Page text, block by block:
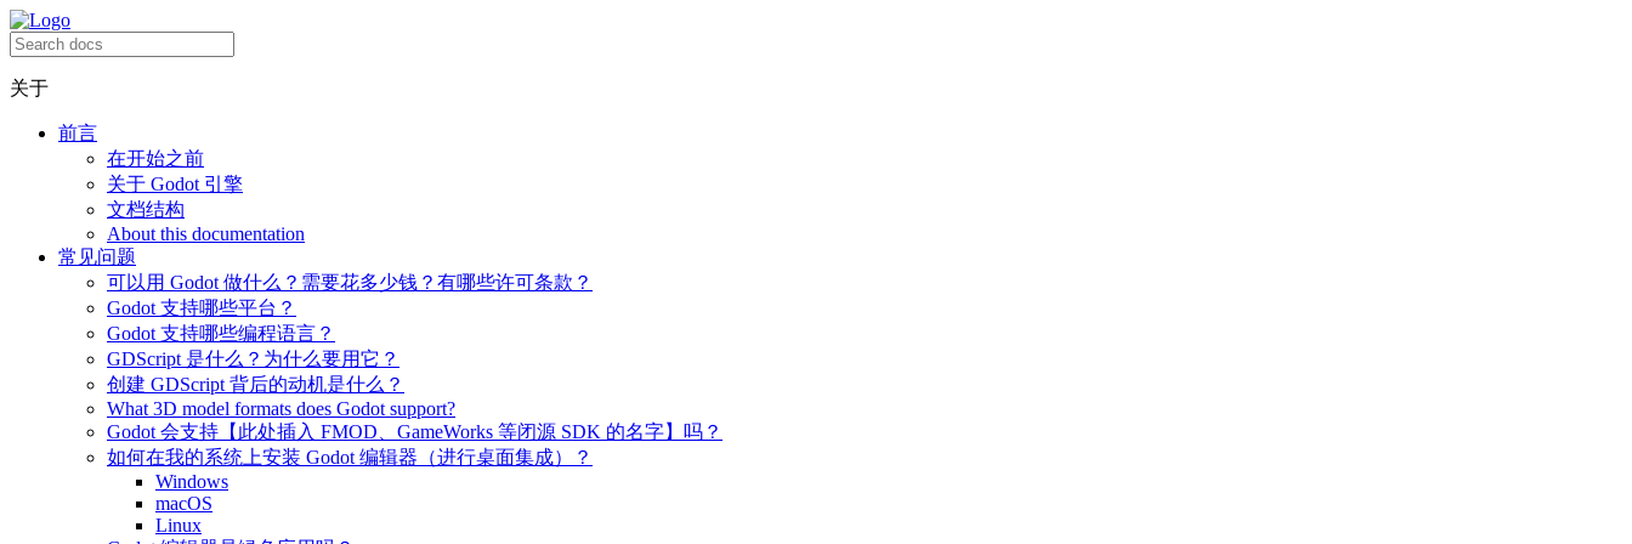
关于
前言
在开始之前
关于 Godot 引擎
文档结构
About this documentation
常见问题
可以用 Godot 做什么？需要花多少钱？有哪些许可条款？
Godot 支持哪些平台？
Godot 支持哪些编程语言？
GDScript 是什么？为什么要用它？
创建 GDScript 背后的动机是什么？
What 3D model formats does Godot support?
Godot 会支持【此处插入 FMOD、GameWorks 等闭源 SDK 的名字】吗？
如何在我的系统上安装 Godot 编辑器（进行桌面集成）？
Windows
macOS
Linux